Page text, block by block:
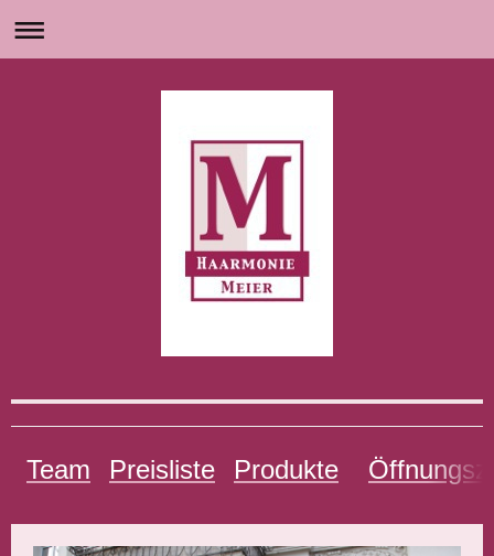
Team Preisliste Produkte